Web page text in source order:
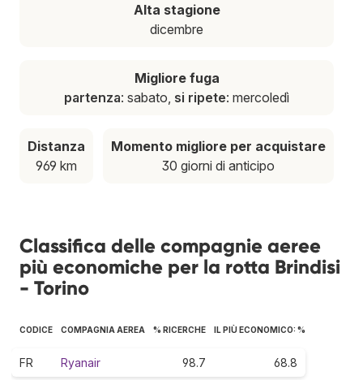
Alta stagione
dicembre
Migliore fuga
partenza: sabato, si ripete: mercoledì
Distanza
969 km
Momento migliore per acquistare
30 giorni di anticipo
Classifica delle compagnie aeree
più economiche per la rotta Brindisi
- Torino
CODICE COMPAGNIA AEREA % RICERCHE IL PIÙ ECONOMICO: %
FR Ryanair 98.7 68.8